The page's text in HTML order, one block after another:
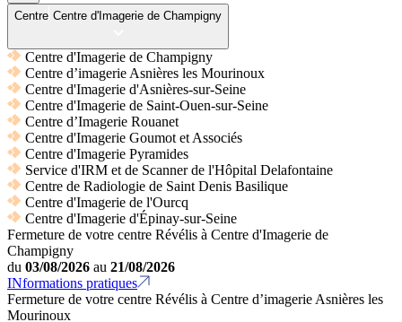
Centre Centre d'Imagerie de Champigny
Centre d'Imagerie de Champigny
Centre d’imagerie Asnières les Mourinoux
Centre d'Imagerie d'Asnières-sur-Seine
Centre d'Imagerie de Saint-Ouen-sur-Seine
Centre d’Imagerie Rouanet
Centre d'Imagerie Goumot et Associés
Centre d'Imagerie Pyramides
Service d'IRM et de Scanner de l'Hôpital Delafontaine
Centre de Radiologie de Saint Denis Basilique
Centre d'Imagerie de l'Ourcq
Centre d'Imagerie d'Épinay-sur-Seine
Fermeture de votre centre Révélis à Centre d'Imagerie de
Champigny
du 03/08/2026 au 21/08/2026
INformations pratiques
Fermeture de votre centre Révélis à Centre d’imagerie Asnières les
Mourinoux